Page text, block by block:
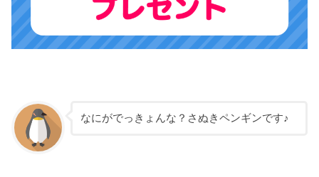
なにがでっきょんな？さぬきペンギンです♪